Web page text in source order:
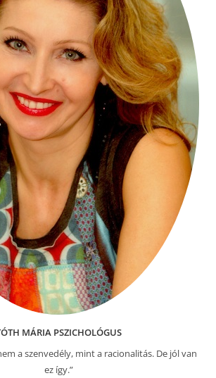
MÁRIA PSZICHOLÓGUS
a szenvedély, mint a racionalitás. De jól van
ez így.”